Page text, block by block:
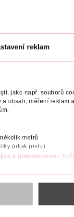
reklam
jako např. souborů
obsah, měření reklam
metrů
(otisk prstu)
s podrobnostmi .
které
věkem či
hyaluronové,
čímž se podílí na
stresem nebo
prospěšné i
Selen a zinek